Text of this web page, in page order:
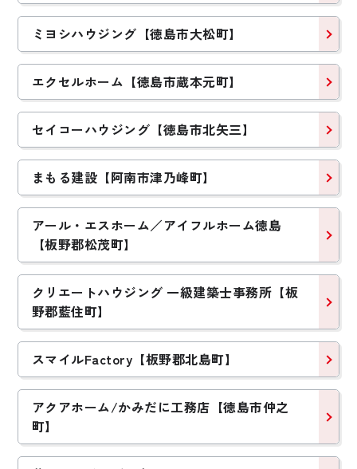
ミヨシハウジング【徳島市大松町】
エクセルホーム【徳島市蔵本元町】
セイコーハウジング【徳島市北矢三】
まもる建設【阿南市津乃峰町】
アール・エスホーム／アイフルホーム徳島
【板野郡松茂町】
クリエートハウジング 一級建築士事務所【板
野郡藍住町】
スマイルFactory【板野郡北島町】
アクアホーム/かみだに工務店【徳島市仲之
町】